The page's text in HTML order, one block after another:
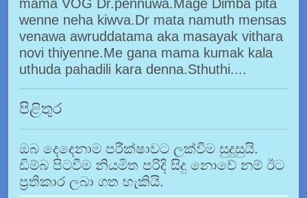
mama VOG Dr.pennuwa.Mage Dimba pita
wenne neha kiwva.Dr mata namuth mensas
venawa awruddatama aka masayak vithara
novi thiyenne.Me gana mama kumak kala
uthuda pahadili kara denna.Sthuthi....
පිළිතුර
ඔබ දෙදෙනාම පරීක්ෂාවට ලක්වීම සුදුසුයි.
ඩිම්බ පිටවීම නියමිත පරිදි සිදු නොවේ නම් ඊට
ප්‍රතිකාර ලබා ගත හැකියි.